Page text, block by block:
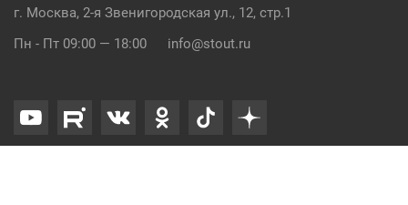
г. Москва, 2-я Звенигородская ул., 12, стр.1
Пн - Пт 09:00 — 18:00
info@stout.ru